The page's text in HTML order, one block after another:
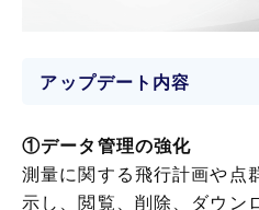
アップデート内容
①データ管理の強化
測量に関する飛行計画や点
示し、閲覧、削除、ダウン